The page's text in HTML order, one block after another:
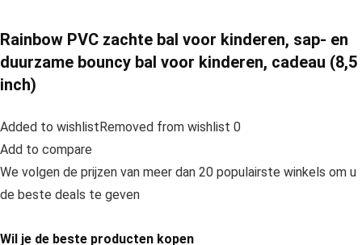
Rainbow PVC zachte bal voor kinderen, sap- en
duurzame bouncy bal voor kinderen, cadeau (8,5
inch)
Added to wishlistRemoved from wishlist 0
Add to compare
We volgen de prijzen van meer dan 20 populairste winkels om u
de beste deals te geven
Wil je de beste producten kopen